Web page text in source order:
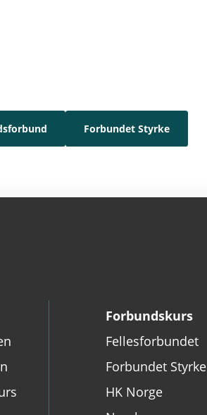
Forbundet Styrke
Forbundskurs
Fellesforbundet
Forbundet Styrke
HK Norge